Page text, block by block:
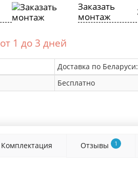
Заказать
монтаж
от 1 до 3 дней
Доставка по Беларуси:
Бесплатно
Комплектация Отзывы 1